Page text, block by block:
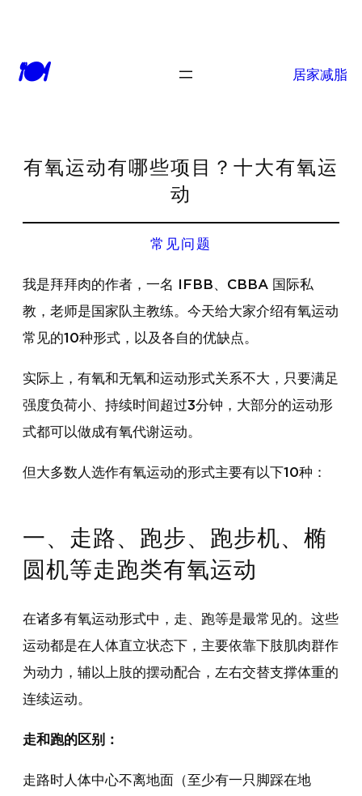
🍽 居家减脂
有氧运动有哪些项目？十大有氧运
动
常见问题
我是拜拜肉的作者，一名 IFBB、CBBA 国际私
教，老师是国家队主教练。今天给大家介绍有氧运动
常见的10种形式，以及各自的优缺点。
实际上，有氧和无氧和运动形式关系不大，只要满足
强度负荷小、持续时间超过3分钟，大部分的运动形
式都可以做成有氧代谢运动。
但大多数人选作有氧运动的形式主要有以下10种：
一、走路、跑步、跑步机、椭
圆机等走跑类有氧运动
在诸多有氧运动形式中，走、跑等是最常见的。这些
运动都是在人体直立状态下，主要依靠下肢肌肉群作
为动力，辅以上肢的摆动配合，左右交替支撑体重的
连续运动。
走和跑的区别：
走路时人体中心不离地面（至少有一只脚踩在地